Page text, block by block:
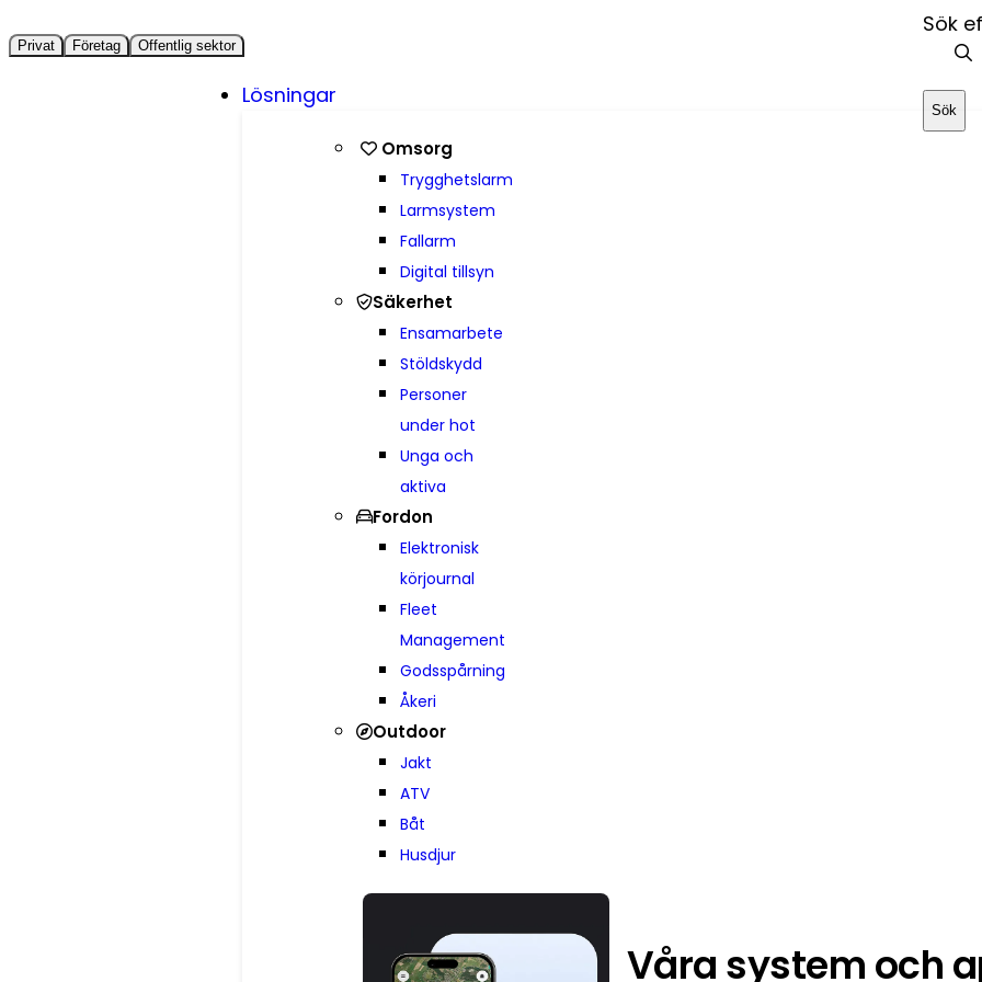
Privat Företag Offentlig sektor
Sök
Sök
Lösningar
Omsorg
Trygghetslarm
Larmsystem
Fallarm
Digital tillsyn
Säkerhet
Ensamarbete
Stöldskydd
Personer
under hot
Unga och
aktiva
Fordon
Elektronisk
körjournal
Fleet
Management
Godsspårning
Åkeri
Outdoor
Jakt
ATV
Båt
Husdjur
Våra system och